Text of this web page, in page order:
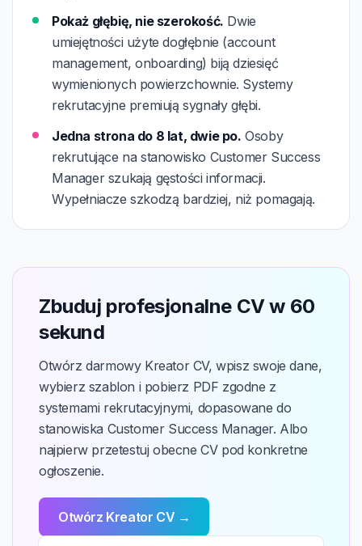
Pokaż głębię, nie szerokość. Dwie
umiejętności użyte dogłębnie (account
management, onboarding) biją dziesięć
wymienionych powierzchownie. Systemy
rekrutacyjne premiują sygnały głębi.
Jedna strona do 8 lat, dwie po. Osoby
rekrutujące na stanowisko Customer Success
Manager szukają gęstości informacji.
Wypełniacze szkodzą bardziej, niż pomagają.
Zbuduj profesjonalne CV w 60
sekund
Otwórz darmowy Kreator CV, wpisz swoje dane,
wybierz szablon i pobierz PDF zgodne z
systemami rekrutacyjnymi, dopasowane do
stanowiska Customer Success Manager. Albo
najpierw przetestuj obecne CV pod konkretne
ogłoszenie.
Otwórz Kreator CV →